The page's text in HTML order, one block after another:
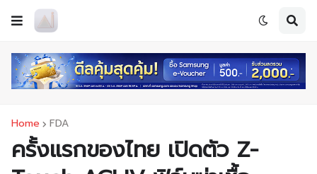
Home FDA
ครั้งแรกของไทย เปิดตัว Z-